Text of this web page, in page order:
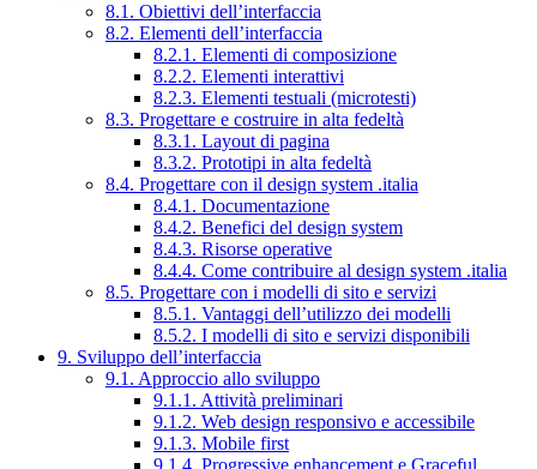
8.1. Obiettivi dell’interfaccia
8.2. Elementi dell’interfaccia
8.2.1. Elementi di composizione
8.2.2. Elementi interattivi
8.2.3. Elementi testuali (microtesti)
8.3. Progettare e costruire in alta fedeltà
8.3.1. Layout di pagina
8.3.2. Prototipi in alta fedeltà
8.4. Progettare con il design system .italia
8.4.1. Documentazione
8.4.2. Benefici del design system
8.4.3. Risorse operative
8.4.4. Come contribuire al design system .italia
8.5. Progettare con i modelli di sito e servizi
8.5.1. Vantaggi dell’utilizzo dei modelli
8.5.2. I modelli di sito e servizi disponibili
9. Sviluppo dell’interfaccia
9.1. Approccio allo sviluppo
9.1.1. Attività preliminari
9.1.2. Web design responsivo e accessibile
9.1.3. Mobile first
9.1.4. Progressive enhancement e Graceful